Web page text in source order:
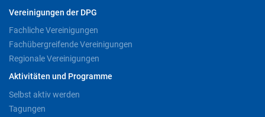
Vereinigungen der DPG
Fachliche Vereinigungen
Fachübergreifende Vereinigungen
Regionale Vereinigungen
Aktivitäten und Programme
Selbst aktiv werden
Tagungen